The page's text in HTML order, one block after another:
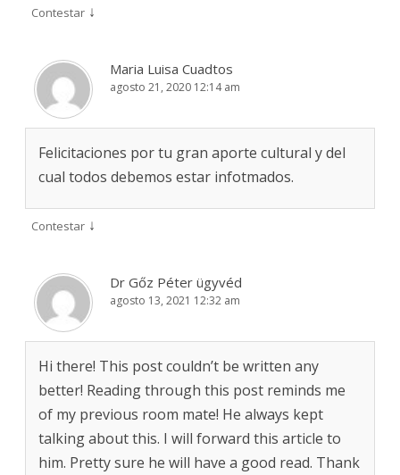
Contestar ↓
Maria Luisa Cuadtos
agosto 21, 2020 12:14 am
Felicitaciones por tu gran aporte cultural y del
cual todos debemos estar infotmados.
Contestar ↓
Dr Gőz Péter ügyvéd
agosto 13, 2021 12:32 am
Hi there! This post couldn’t be written any
better! Reading through this post reminds me
of my previous room mate! He always kept
talking about this. I will forward this article to
him. Pretty sure he will have a good read. Thank